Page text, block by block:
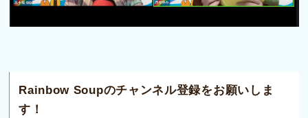
Rainbow Soupのチャンネル登録をお願いしま
す！